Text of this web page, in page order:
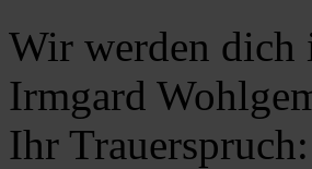
Wir werden dich
Irmgard
Ihr Trauerspruch: